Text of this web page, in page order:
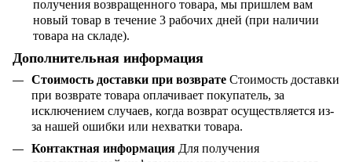
получения возвращенного товара, мы пришлем вам
новый товар в течение 3 рабочих дней (при наличии
товара на складе).
Дополнительная информация
Стоимость доставки при возврате Стоимость доставки
при возврате товара оплачивает покупатель, за
исключением случаев, когда возврат осуществляется из-
за нашей ошибки или нехватки товара.
Контактная информация Для получения